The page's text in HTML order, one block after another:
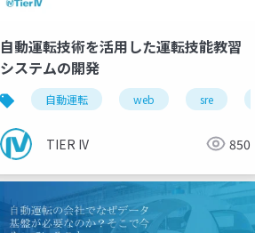
fpga rtl
自動運転技術を活用した運転技能教習
システムの開発
自動運転 web sre
TIER IV 850